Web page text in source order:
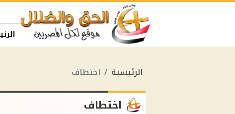
الرئيسية اختطاف
اختطاف